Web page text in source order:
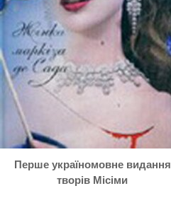
Перше україномовне видання
творів Місіми